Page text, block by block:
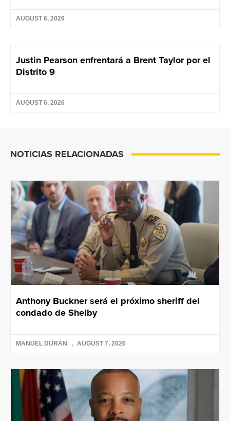
AUGUST 6, 2026
Justin Pearson enfrentará a Brent Taylor por el
Distrito 9
AUGUST 6, 2026
NOTICIAS RELACIONADAS
Anthony Buckner será el próximo sheriff del
condado de Shelby
MANUEL DURAN AUGUST 7, 2026